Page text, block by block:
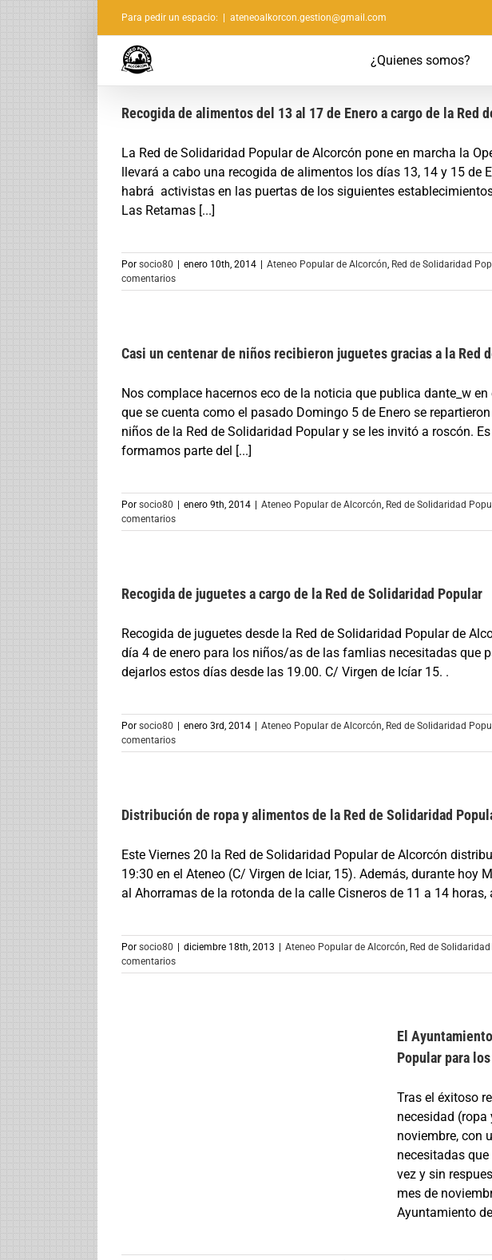
Saltar
al
contenido
Para pedir un espacio: ateneoalkorcon.gestion@gmail.com
¿Quienes somos?
Recogida de alimentos del 13 al 17 de Enero a cargo de la Red
La Red de Solidaridad Popular de Alcorcón pone en marcha la
llevará a cabo una recogida de alimentos los días 13, 14 y 15 de
habrá activistas en las puertas de los siguientes
Las Retamas [...]
Por socio80 enero 10th, 2014 Ateneo Popular de Alcorcón, Red de Solidaridad
comentarios
Casi un centenar de niños recibieron juguetes gracias a la Red
Nos complace hacernos eco de la noticia que publica dante_w
que se cuenta como el pasado Domingo 5 de Enero se
niños de la Red de Solidaridad Popular y se les invitó a roscón.
formamos parte del [...]
Por socio80 enero 9th, 2014 Ateneo Popular de Alcorcón, Red de Solidaridad
comentarios
Recogida de juguetes a cargo de la Red de Solidaridad Popular
Recogida de juguetes desde la Red de Solidaridad Popular de
día 4 de enero para los niños/as de las famlias necesitadas que
dejarlos estos días desde las 19.00. C/ Virgen de Icíar 15. .
Por socio80 enero 3rd, 2014 Ateneo Popular de Alcorcón, Red de Solidaridad
comentarios
Distribución de ropa y alimentos de la Red de Solidaridad
Este Viernes 20 la Red de Solidaridad Popular de Alcorcón
19:30 en el Ateneo (C/ Virgen de Iciar, 15). Además, durante hoy
al Ahorramas de la rotonda de la calle Cisneros de 11 a 14
Por socio80 diciembre 18th, 2013 Ateneo Popular de Alcorcón, Red de
comentarios
El
Popular para
Tras el éxitoso
necesidad
noviembre, con
necesitadas
vez y sin
mes de
Ayuntamiento